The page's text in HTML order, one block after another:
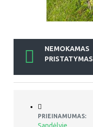
NEMOKAMAS
PRISTATYMAS
PRIEINAMUMAS: